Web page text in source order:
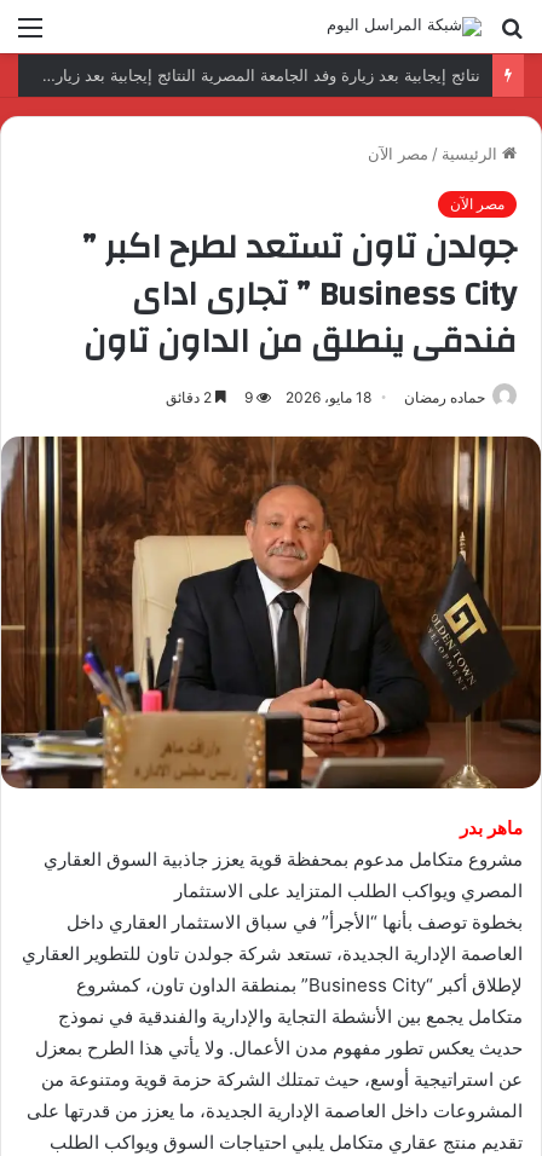
بحث
عن
نتائج إيجابية بعد زيارة وفد الجامعة المصرية النتائج إيجابية بعد زيارة وفد الجامعة المصرية الروسية لمصنع الإلكترونياتروسية لمصنع الإلكترونيات
الرئيسية / مصر الآن
مصر الآن
جولدن تاون تستعد لطرح اكبر ”
Business City ” تجارى اداى
فندقى ينطلق من الداون تاون
حماده رمضان 18 مايو، 2026 9
ماهر بدر
مشروع متكامل مدعوم بمحفظة قوية يعزز جاذبية السوق العقاري
المصري ويواكب الطلب المتزايد على الاستثمار
بخطوة توصف بأنها “الأجرأ” في سباق الاستثمار العقاري داخل
العاصمة الإدارية الجديدة، تستعد شركة جولدن تاون للتطوير العقاري
لإطلاق أكبر “Business City” بمنطقة الداون تاون، كمشروع
متكامل يجمع بين الأنشطة التجاية والإدارية والفندقية في نموذج
حديث يعكس تطور مفهوم مدن الأعمال. ولا يأتي هذا الطرح بمعزل
عن استراتيجية أوسع، حيث تمتلك الشركة حزمة قوية ومتنوعة من
المشروعات داخل العاصمة الإدارية الجديدة، ما يعزز من قدرتها على
تقديم منتج عقاري متكامل يلبي احتياجات السوق ويواكب الطلب